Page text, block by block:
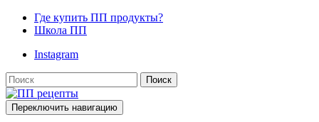
Где купить ПП продукты?
Школа ПП
Instagram
Поиск
Переключить навигацию